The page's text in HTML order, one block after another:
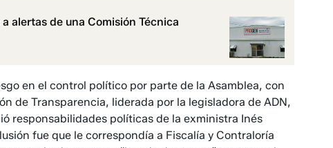
alertas de una Comisión Técnica
en el control político por parte de la Asamblea, con
de Transparencia, liderada por la legisladora de ADN,
responsabilidades políticas de la exministra Inés
fue que le correspondía a Fiscalía y Contraloría